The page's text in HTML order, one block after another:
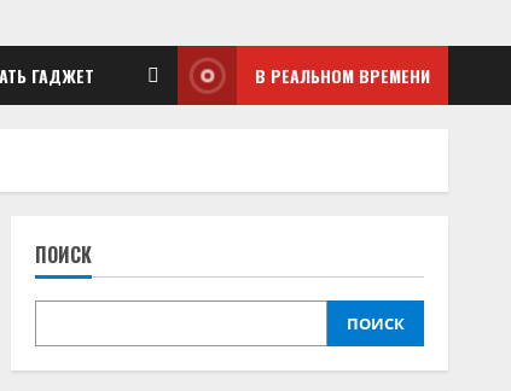
ГАДЖЕТ В РЕАЛЬНОМ ВРЕМЕНИ
ПОИСК
ПОИСК